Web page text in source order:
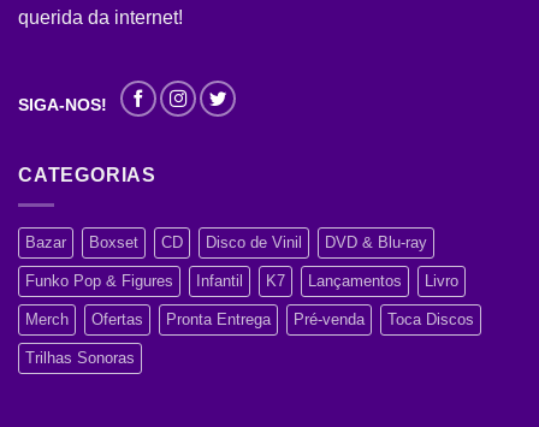
querida da internet!
SIGA-NOS!
CATEGORIAS
Bazar Boxset CD Disco de Vinil DVD & Blu-ray
Funko Pop & Figures Infantil K7 Lançamentos Livro
Merch Ofertas Pronta Entrega Pré-venda Toca Discos
Trilhas Sonoras